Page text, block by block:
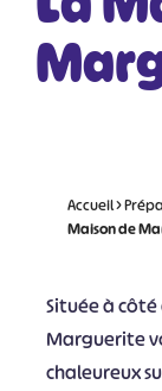
Accueil>
Maison de
Située à
Marguerite
chaleureux